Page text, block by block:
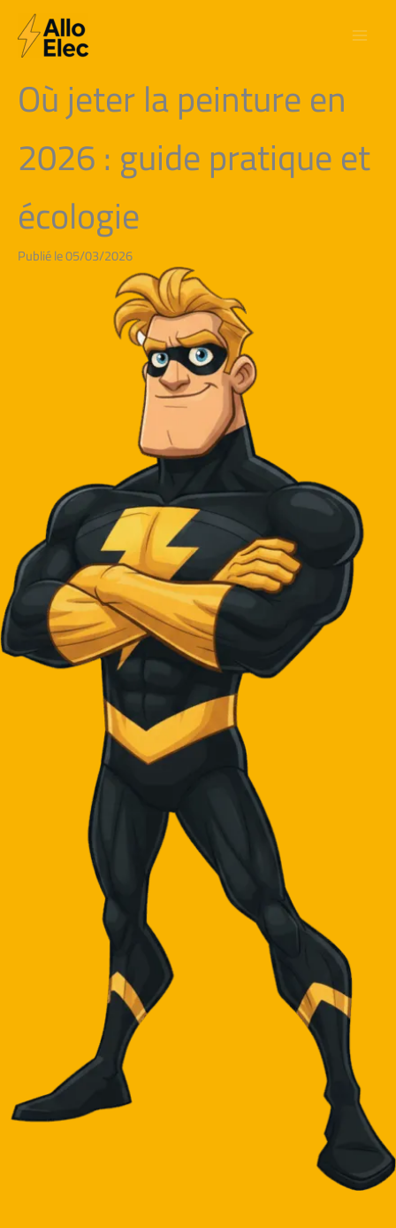
contenu
Où jeter la peinture en
2026 : guide pratique et
écologie
Publié le 05/03/2026